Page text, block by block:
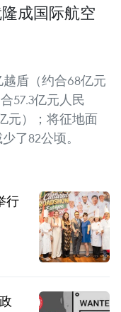
成国际航空
盾（约合68亿元
57.3亿元人民
元）；将征地面
了82公顷。
行